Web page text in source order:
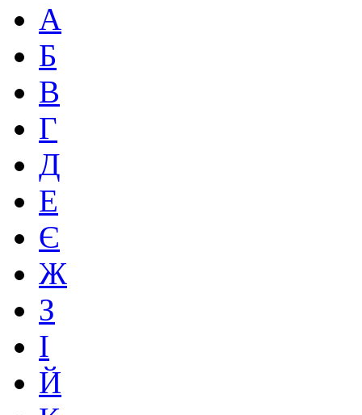
А
Б
В
Г
Д
Е
Є
Ж
З
І
Й